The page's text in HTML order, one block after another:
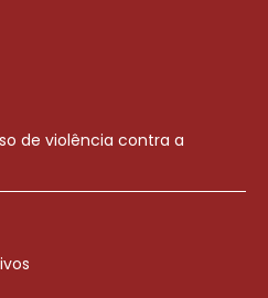
de violência contra a